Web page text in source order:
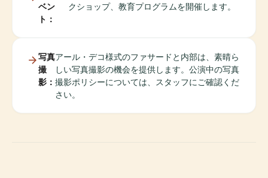
ベン
ト：
クショップ、教育プログラムを開催します。
写真
撮
影：
アール・デコ様式のファサードと内部は、素晴ら
しい写真撮影の機会を提供します。公演中の写真
撮影ポリシーについては、スタッフにご確認くだ
さい。